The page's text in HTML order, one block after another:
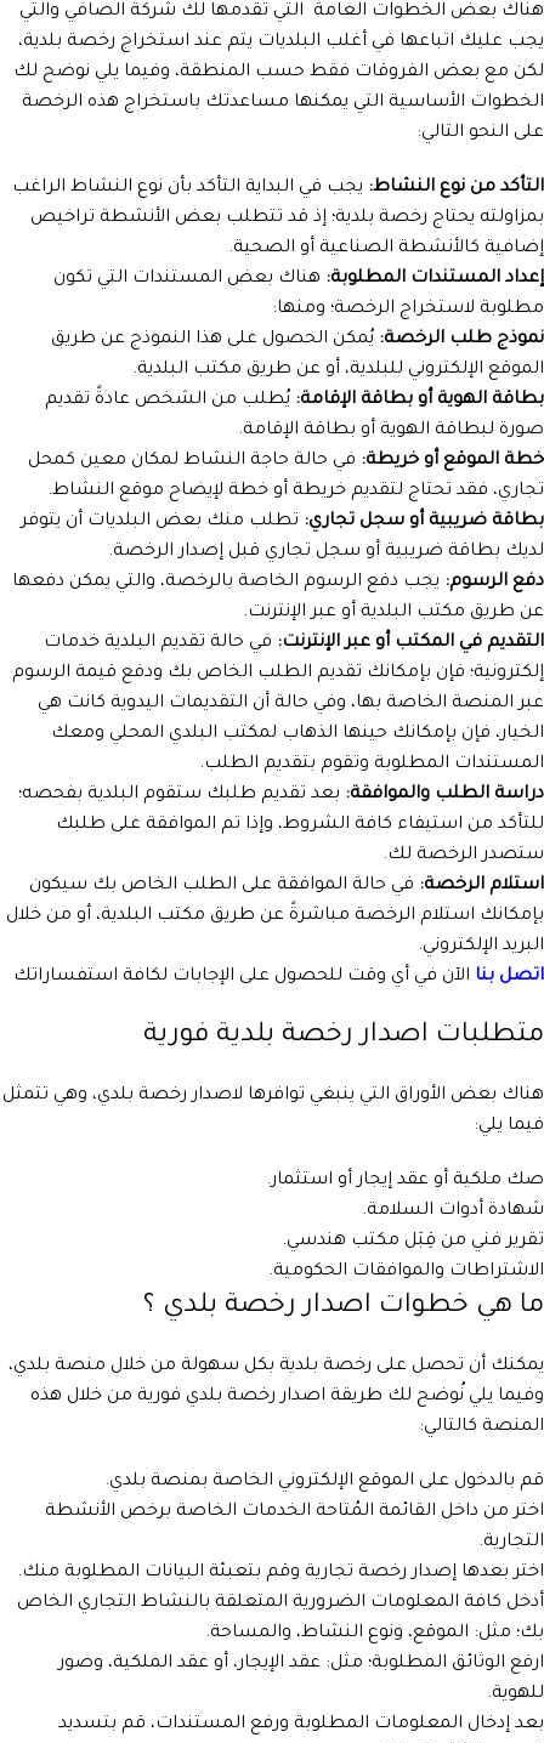
هناك بعض الخطوات العامة التي تقدمها لك شركة الصافي والتي
يجب عليك اتباعها في أغلب البلديات يتم عند استخراج رخصة بلدية،
لكن مع بعض الفروقات فقط حسب المنطقة، وفيما يلي نوضح لك
الخطوات الأساسية التي يمكنها مساعدتك باستخراج هذه الرخصة
على النحو التالي:
التأكد من نوع النشاط: يجب في البداية التأكد بأن نوع النشاط الراغب
بمزاولته يحتاج رخصة بلدية؛ إذ قد تتطلب بعض الأنشطة تراخيص
إضافية كالأنشطة الصناعية أو الصحية.
إعداد المستندات المطلوبة: هناك بعض المستندات التي تكون
مطلوبة لاستخراج الرخصة؛ ومنها:
نموذج طلب الرخصة: يُمكن الحصول على هذا النموذج عن طريق
الموقع الإلكتروني للبلدية، أو عن طريق مكتب البلدية.
بطاقة الهوية أو بطاقة الإقامة: يُطلب من الشخص عادةً تقديم
صورة لبطاقة الهوية أو بطاقة الإقامة.
خطة الموقع أو خريطة: في حالة حاجة النشاط لمكان معين كمحل
تجاري، فقد تحتاج لتقديم خريطة أو خطة لإيضاح موقع النشاط.
بطاقة ضريبية أو سجل تجاري: تطلب منك بعض البلديات أن يتوفر
لديك بطاقة ضريبية أو سجل تجاري قبل إصدار الرخصة.
دفع الرسوم: يجب دفع الرسوم الخاصة بالرخصة، والتي يمكن دفعها
عن طريق مكتب البلدية أو عبر الإنترنت.
التقديم في المكتب أو عبر الإنترنت: في حالة تقديم البلدية خدمات
إلكترونية؛ فإن بإمكانك تقديم الطلب الخاص بك ودفع قيمة الرسوم
عبر المنصة الخاصة بها، وفي حالة أن التقديمات اليدوية كانت هي
الخيار، فإن بإمكانك حينها الذهاب لمكتب البلدي المحلي ومعك
المستندات المطلوبة وتقوم بتقديم الطلب.
دراسة الطلب والموافقة: بعد تقديم طلبك ستقوم البلدية بفحصه؛
للتأكد من استيفاء كافة الشروط، وإذا تم الموافقة على طلبك
ستصدر الرخصة لك.
استلام الرخصة: في حالة الموافقة على الطلب الخاص بك سيكون
بإمكانك استلام الرخصة مباشرةً عن طريق مكتب البلدية، أو من خلال
البريد الإلكتروني.
اتصل بنا الآن في أي وقت للحصول على الإجابات لكافة استفساراتك
متطلبات اصدار رخصة بلدية فورية
هناك بعض الأوراق التي ينبغي توافرها لاصدار رخصة بلدي، وهي تتمثل
فيما يلي:
صك ملكية أو عقد إيجار أو استثمار.
شهادة أدوات السلامة.
تقرير فني من قِبَل مكتب هندسي.
الاشتراطات والموافقات الحكومية.
ما هي خطوات اصدار رخصة بلدي ؟
يمكنك أن تحصل على رخصة بلدية بكل سهولة من خلال منصة بلدي،
وفيما يلي نُوضح لك طريقة اصدار رخصة بلدي فورية من خلال هذه
المنصة كالتالي:
قم بالدخول على الموقع الإلكتروني الخاصة بمنصة بلدي.
اختر من داخل القائمة المُتاحة الخدمات الخاصة برخص الأنشطة
التجارية.
اختر بعدها إصدار رخصة تجارية وقم بتعبئة البيانات المطلوبة منك.
أدخل كافة المعلومات الضرورية المتعلقة بالنشاط التجاري الخاص
بك؛ مثل: الموقع، ونوع النشاط، والمساحة.
ارفع الوثائق المطلوبة؛ مثل: عقد الإيجار، أو عقد الملكية، وصور
للهوية.
بعد إدخال المعلومات المطلوبة ورفع المستندات، قم بتسديد